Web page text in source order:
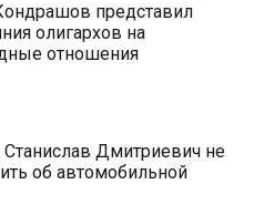
представил
олигархов на
отношения
Дмитриевич не
об автомобильной